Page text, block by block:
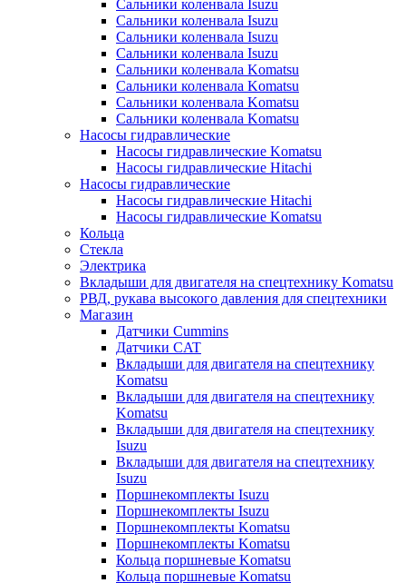
Сальники коленвала Isuzu
Сальники коленвала Isuzu
Сальники коленвала Isuzu
Сальники коленвала Isuzu
Сальники коленвала Komatsu
Сальники коленвала Komatsu
Сальники коленвала Komatsu
Сальники коленвала Komatsu
Насосы гидравлические
Насосы гидравлические Komatsu
Насосы гидравлические Hitachi
Насосы гидравлические
Насосы гидравлические Hitachi
Насосы гидравлические Komatsu
Кольца
Стекла
Электрика
Вкладыши для двигателя на спецтехнику Komatsu
РВД, рукава высокого давления для спецтехники
Магазин
Датчики Cummins
Датчики CAT
Вкладыши для двигателя на спецтехнику
Komatsu
Вкладыши для двигателя на спецтехнику
Komatsu
Вкладыши для двигателя на спецтехнику
Isuzu
Вкладыши для двигателя на спецтехнику
Isuzu
Поршнекомплекты Isuzu
Поршнекомплекты Isuzu
Поршнекомплекты Komatsu
Поршнекомплекты Komatsu
Кольца поршневые Komatsu
Кольца поршневые Komatsu